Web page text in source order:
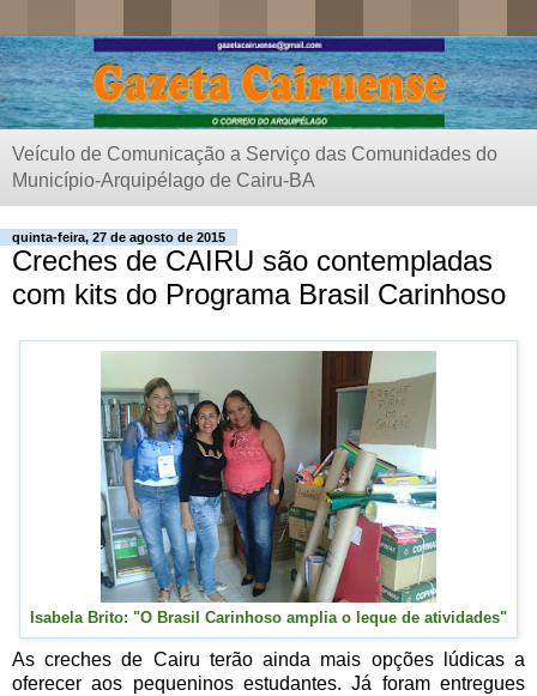
Veículo de Comunicação a Serviço das Comunidades do
Município-Arquipélago de Cairu-BA
quinta-feira, 27 de agosto de 2015
Creches de CAIRU são contempladas
com kits do Programa Brasil Carinhoso
Isabela Brito: "O Brasil Carinhoso amplia o leque de atividades"
As creches de Cairu terão ainda mais opções lúdicas a
oferecer aos pequeninos estudantes. Já foram entregues